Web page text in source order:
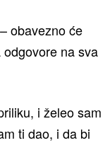
obavezno će
na sva
i želeo sam
ti dao, i da bi